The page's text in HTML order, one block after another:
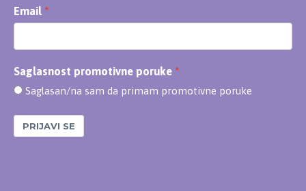
Email
Saglasnost promotivne poruke
Saglasan/na sam da primam promotivne poruke
PRIJAVI SE